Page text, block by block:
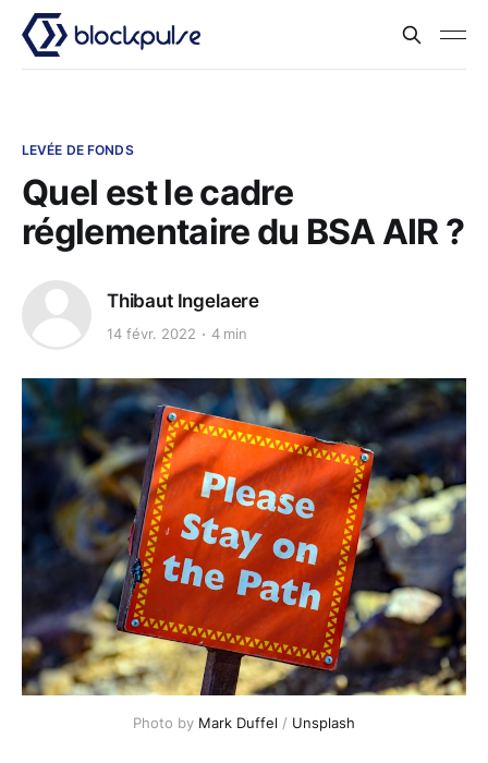
LEVÉE DE FONDS
Quel est le cadre
réglementaire du BSA AIR ?
Thibaut Ingelaere
14 févr. 2022 4 min
Photo by Mark Duffel / Unsplash